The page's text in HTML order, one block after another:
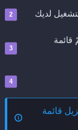
لديك
قائمة
قائمة